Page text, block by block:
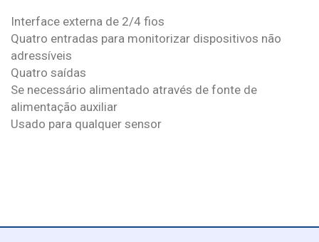
Interface externa de 2/4 fios
Quatro entradas para monitorizar dispositivos não
adressíveis
Quatro saídas
Se necessário alimentado através de fonte de
alimentação auxiliar
Usado para qualquer sensor